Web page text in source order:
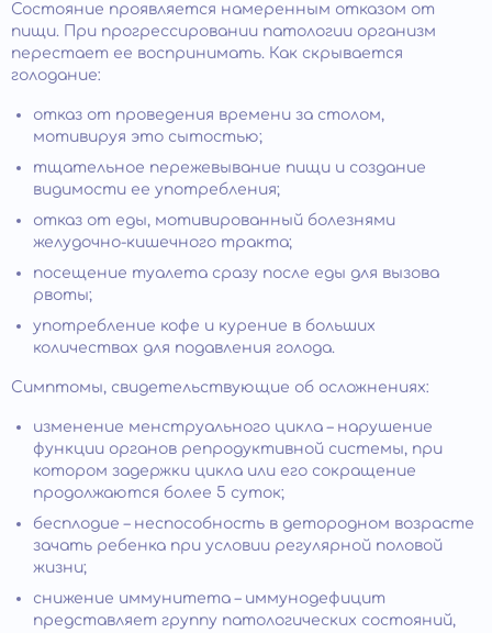
Состояние проявляется намеренным отказом от
пищи. При прогрессировании патологии организм
перестает ее воспринимать. Как скрывается
голодание:
отказ от проведения времени за столом,
мотивируя это сытостью;
тщательное пережевывание пищи и создание
видимости ее употребления;
отказ от еды, мотивированный болезнями
желудочно-кишечного тракта;
посещение туалета сразу после еды для вызова
рвоты;
употребление кофе и курение в больших
количествах для подавления голода.
Симптомы, свидетельствующие об осложнениях:
изменение менструального цикла – нарушение
функции органов репродуктивной системы, при
котором задержки цикла или его сокращение
продолжаются более 5 суток;
бесплодие – неспособность в детородном возрасте
зачать ребенка при условии регулярной половой
жизни;
снижение иммунитета – иммунодефицит
представляет группу патологических состояний,